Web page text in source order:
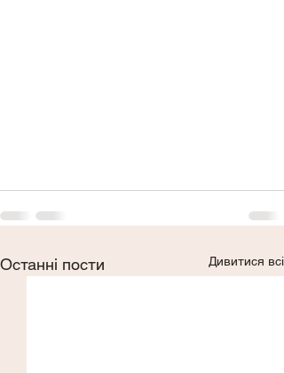
Останні пости Дивитися всі